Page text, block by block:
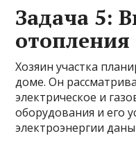
Задача 5:
отопления
Хозяин участка
доме. Он
электрическое и
оборудования и его
электроэнергии